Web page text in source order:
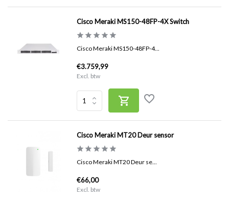
Cisco Meraki MS150-48FP-4X Switch
Cisco Meraki MS150-48FP-4...
€3.759,99
Excl. btw
Cisco Meraki MT20 Deur sensor
Cisco Meraki MT20 Deur se...
€66,00
Excl. btw